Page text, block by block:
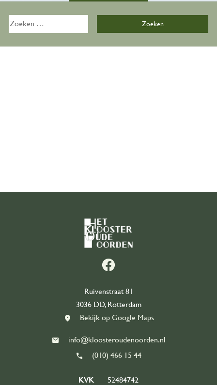
Zalen
Partners
Contact
Word vrijwilliger
Zoeken
naar:
Ruivenstraat 81
3036 DD, Rotterdam
Bekijk op Google Maps
info@kloosteroudenoorden.nl
(010) 466 15 44
KVK
52484742